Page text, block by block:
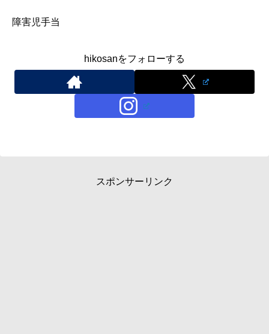
障害児手当
hikosanをフォローする
スポンサーリンク